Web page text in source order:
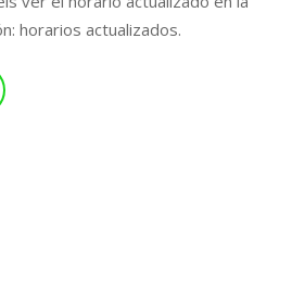
horarios actualizados.